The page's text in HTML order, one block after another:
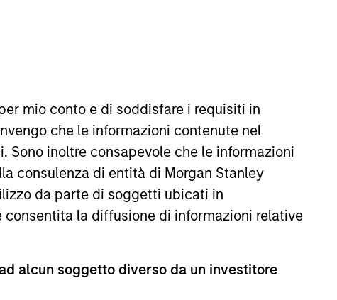
mio conto e di soddisfare i requisiti in
che le informazioni contenute nel
inoltre consapevole che le informazioni
consulenza di entità di Morgan Stanley
da parte di soggetti ubicati in
la diffusione di informazioni relative
alcun soggetto diverso da un investitore
in 2024. Prior to his current
across industries. Mr. Jivraj